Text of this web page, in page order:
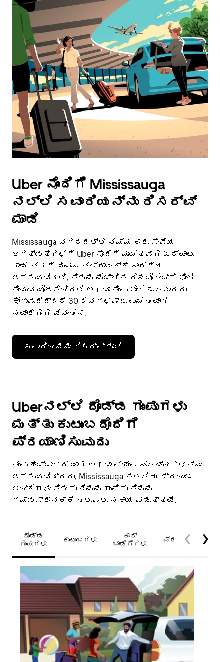
Uber ನೊಂದಿಗೆ Mississauga
ನಲ್ಲಿ ಸವಾರಿಯನ್ನು ರಿಸರ್ವ್
ಮಾಡಿ
Mississauga ನಗರದಲ್ಲಿ ನಿಮ್ಮ ಕಾರು ಸೇವೆಯ
ಅಗತ್ಯತೆಗಳಿಗೆ Uber ನೊಂದಿಗೆ ಮುಂಚಿತವಾಗಿ ಏರ್ಪಾಟು
ಮಾಡಿ. ನಿಮಗೆ ವಿಮಾನ ನಿಲ್ದಾಣಕ್ಕೆ ಸಾರಿಗೆಯ
ಅಗತ್ಯವಿರಲಿ, ನಿಮ್ಮ ಮೆಚ್ಚಿನ ರೆಸ್ಟೋರೆಂಟ್‌ಗೆ ಭೇಟಿ
ನೀಡುವ ಯೋಜನೆಯಿರಲಿ ಅಥವಾ ನೀವು ಬೇರೆ ಎಲ್ಲಾದರೂ
ಹೋಗುವುದಿದ್ದರೆ 30 ದಿನಗಳಷ್ಟು ಮುಂಚಿತವಾಗಿ
ಸವಾರಿಗಾಗಿ ವಿನಂತಿಸಿ.
ಸವಾರಿಯನ್ನು ರಿಸರ್ವ್ ಮಾಡಿ
Uberನಲ್ಲಿ ದೊಡ್ಡ ಗುಂಪುಗಳು
ಮತ್ತು ಕುಟುಂಬದೊಂದಿಗೆ
ಪ್ರಯಾಣಿಸುವುದು
ನೀವು ಹೆಚ್ಚುವರಿ ಜಾಗ ಅಥವಾ ವಿಶೇಷ ಸೌಲಭ್ಯಗಳನ್ನು
ಅಗತ್ಯವಿದ್ದರೂ, Mississauga ನಲ್ಲಿ ಈ ಪ್ರಯಾಣ
ಆಯ್ಕೆಗಳು ನಿಮಗೂ ನಿಮ್ಮ ಗುಂಪಿಗೂ ನಿಮ್ಮ
ಗಮ್ಯಸ್ಥಾನಕ್ಕೆ ತಲುಪಲು ಸಹಾಯ ಮಾಡುತ್ತವೆ.
ದೊಡ್ಡ
ಗುಂಪುಗಳು
ಕುಟುಂಬಗಳು
ಕಾರ್
ಬಾಡಿಗೆಗಳು
ಪ್ರವೇಶಯೋಗ್ಯತೆ